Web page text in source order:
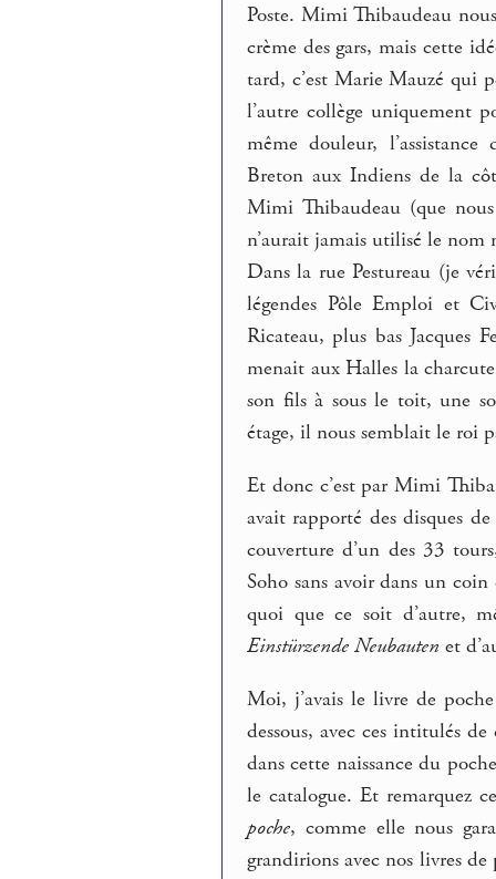
Poste. Mimi Thibaudeau
crème des gars, mais cette
tard, c’est Marie Mauzé qui
l’autre collège uniquement
même douleur,
Breton aux Indiens de la
Mimi Thibaudeau (que
n’aurait jamais utilisé le nom
Dans la rue Pestureau (je
légendes Pôle Emploi et
Ricateau, plus bas Jacques
menait aux Halles la
son fils à sous le toit, une
étage, il nous semblait le roi
Et donc c’est par Mimi
avait rapporté des disques
couverture d’un des 33
Soho sans avoir dans un
quoi que ce soit d’autre,
Einstürzende Neubauten et
Moi, j’avais le livre de
dessous, avec ces intitulés
dans cette naissance du
le catalogue. Et remarquez
poche, comme elle nous
grandirions avec nos livres